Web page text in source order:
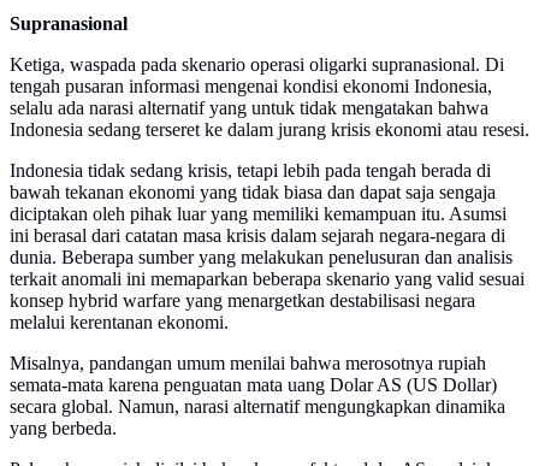
Supranasional
Ketiga, waspada pada skenario operasi oligarki supranasional. Di
tengah pusaran informasi mengenai kondisi ekonomi Indonesia,
selalu ada narasi alternatif yang untuk tidak mengatakan bahwa
Indonesia sedang terseret ke dalam jurang krisis ekonomi atau resesi.
Indonesia tidak sedang krisis, tetapi lebih pada tengah berada di
bawah tekanan ekonomi yang tidak biasa dan dapat saja sengaja
diciptakan oleh pihak luar yang memiliki kemampuan itu. Asumsi
ini berasal dari catatan masa krisis dalam sejarah negara-negara di
dunia. Beberapa sumber yang melakukan penelusuran dan analisis
terkait anomali ini memaparkan beberapa skenario yang valid sesuai
konsep hybrid warfare yang menargetkan destabilisasi negara
melalui kerentanan ekonomi.
Misalnya, pandangan umum menilai bahwa merosotnya rupiah
semata-mata karena penguatan mata uang Dolar AS (US Dollar)
secara global. Namun, narasi alternatif mengungkapkan dinamika
yang berbeda.